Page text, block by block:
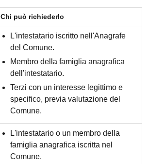
Chi può richiederlo
L'intestatario iscritto nell'Anagrafe
del Comune.
Membro della famiglia anagrafica
dell'intestatario.
Terzi con un interesse legittimo e
specifico, previa valutazione del
Comune.
L'intestatario o un membro della
famiglia anagrafica iscritta nel
Comune.